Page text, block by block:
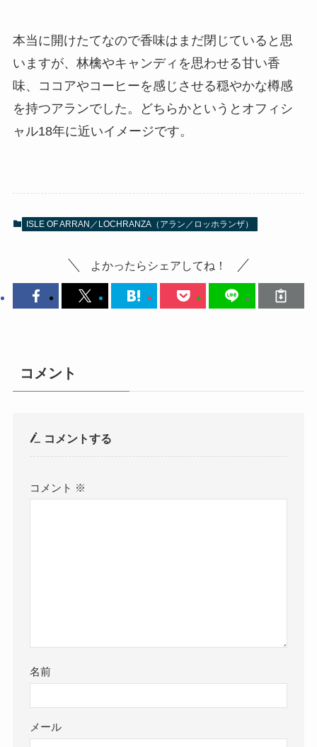
本当に開けたてなので香味はまだ閉じていると思
いますが、林檎やキャンディを思わせる甘い香
味、ココアやコーヒーを感じさせる穏やかな樽感
を持つアランでした。どちらかというとオフィシ
ャル18年に近いイメージです。
ISLE OF ARRAN／LOCHRANZA（アラン／ロッホランザ）
よかったらシェアしてね！
コメント
コメントする
コメント ※
名前
メール